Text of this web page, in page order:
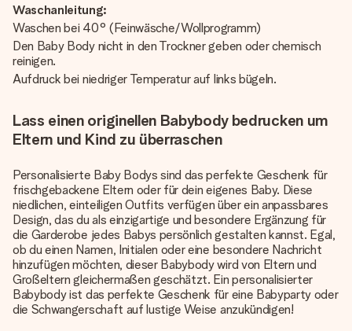
Waschanleitung:
Waschen bei 40° (Feinwäsche/Wollprogramm)
Den Baby Body nicht in den Trockner geben oder chemisch
reinigen.
Aufdruck bei niedriger Temperatur auf links bügeln.
Lass einen originellen Babybody bedrucken um
Eltern und Kind zu überraschen
Personalisierte Baby Bodys sind das perfekte Geschenk für
frischgebackene Eltern oder für dein eigenes Baby. Diese
niedlichen, einteiligen Outfits verfügen über ein anpassbares
Design, das du als einzigartige und besondere Ergänzung für
die Garderobe jedes Babys persönlich gestalten kannst. Egal,
ob du einen Namen, Initialen oder eine besondere Nachricht
hinzufügen möchten, dieser Babybody wird von Eltern und
Großeltern gleichermaßen geschätzt. Ein personalisierter
Babybody ist das perfekte Geschenk für eine Babyparty oder
die Schwangerschaft auf lustige Weise anzukündigen!